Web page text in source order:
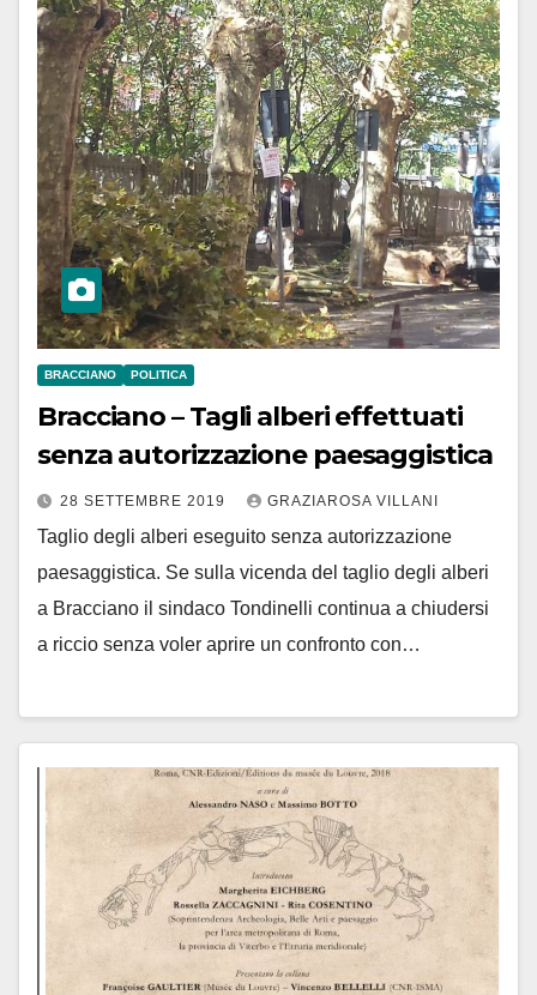
BRACCIANO POLITICA
Bracciano – Tagli alberi effettuati
senza autorizzazione paesaggistica
28 SETTEMBRE 2019 GRAZIAROSA VILLANI
Taglio degli alberi eseguito senza autorizzazione
paesaggistica. Se sulla vicenda del taglio degli alberi
a Bracciano il sindaco Tondinelli continua a chiudersi
a riccio senza voler aprire un confronto con…